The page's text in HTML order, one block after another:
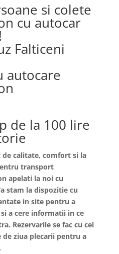
si colete
cu autocar
autocare
de la 100 lire
calitate, comfort si la
transport
apelati la noi cu
stam la dispozitie cu
in site pentru a
a cere informatii in ce
Rezervarile se fac cu cel
ziua plecarii pentru a